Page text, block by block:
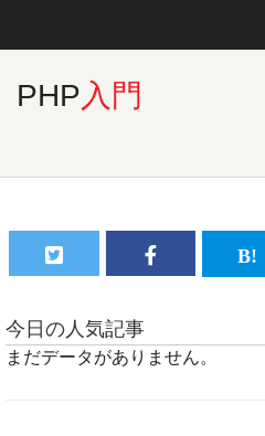
Top
MySQL
PHP入門
今日の人気記事
まだデータがありません。